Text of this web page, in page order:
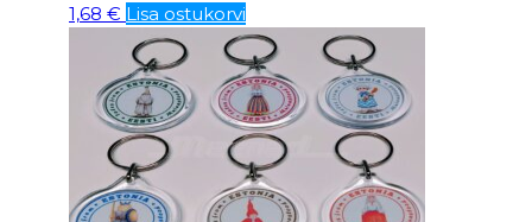
1,68 € Lisa ostukorvi